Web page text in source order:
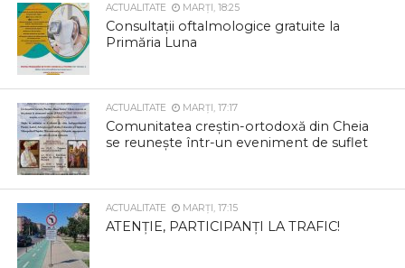
ACTUALITATE MARȚI, 18:25
Consultații oftalmologice gratuite la
Primăria Luna
ACTUALITATE MARȚI, 17:17
Comunitatea creștin-ortodoxă din Cheia
se reunește într-un eveniment de suflet
ACTUALITATE MARȚI, 17:15
ATENȚIE, PARTICIPANȚI LA TRAFIC!